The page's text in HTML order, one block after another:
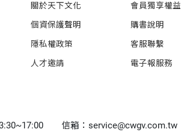
關於天下文化
個資保護聲明
隱私權政策
人才邀請
會員獨享權益
購書說明
客服聯繫
電子報服務
信箱：service@cwgv.com.tw